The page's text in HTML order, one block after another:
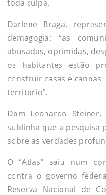
toda culpa.
Darlene Braga,
demagogia: “as
abusadas, oprimidas,
os habitantes estão
construir casas e
território”.
Dom Leonardo
sublinha que a pesquisa
sobre as verdades
O “Atlas” saiu num
contra o governo
Reserva Nacional de